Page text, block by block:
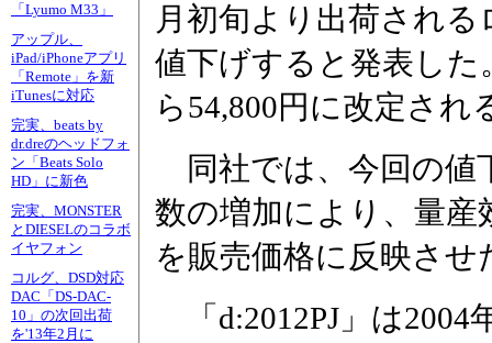
「Lyumo M33」
アップル、
iPad/iPhoneアプリ
「Remote」を新
iTunesに対応
完実、beats by
dr.dreのヘッドフォ
ン「Beats Solo
HD」に新色
完実、MONSTER
とDIESELのコラボ
イヤフォン
コルグ、DSD対応
DAC「DS-DAC-
10」の次回出荷
を'13年2月に
月初旬より出荷される
値下げすると発表した
ら54,800円に改定され
同社では、今回の値
数の増加により、量
を販売価格に反映さ
「d:2012PJ」は2004